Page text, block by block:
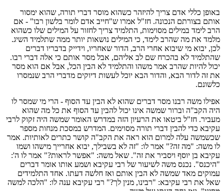
באופן כללי אדם צריך להיזהר כשהוא מוסר דברי תורה, שהוא ימסור
אותם בצורתם הנכונה. חז"ל אמרו ש"חייב אדם לומר בלשון רבו" - אם
הרב לימד במילים מסוימות, התלמיד צריך לחזור על המילים שלו כשהוא
מלמד את מה שהרב לימד, כי המילים נושאות יותר ממה שתלמיד השיג.
לכן, יבוא מי שיבוא אחרי הרב, הדור שאחריו, וידייק בדבריו דברים
שהתלמיד לא בהכרח שם לב אליהם, אבל מסר אותם כי אלה דברי רבו.
יכול להיות שהרב אמר משהו והתלמיד לא הבין הכל, אבל אם הוא מסר
את זה לדור הבא, והדור הבא יוכל לעשות דיוקים מדברי הרב שנמסרו
כלשונם.
אפילו משה רבנו מסר דברים שהוא לא הבין עד הסוף - הרי מי שמסר לו
היה הקב"ה וברור שמשה אינו יכול להבין עד הסוף את כל מה שהוא
מעביר. חז"ל ביטאו את הרעיון הזה במדרש האומר שמשה היה זקוק לרבי
עקיבא כדי להבין דברי תורה מסוימים. המדרש במסכת מנחות מספר
שכשמשה עלה למרום הוא ראה את הקב"ה קושר כתרים לאותיות. אמר
לו משה: "מה זה?" אמר לו: "זה לא בשבילך, יבוא אחרייך מישהו ושמו
עקיבא בן יוסף ויסביר את זה". שאל משה: "אפשר לראות?" אמר לו ה':
"היכנס". נכנס משה לשיעור של רבי עקיבא ושמע אותו אומר דברים
עמוקים מאד שמשה לא הבין אותם ואז חלשה דעתו. אחד התלמידים
שאל את רבי עקיבא: "רבינו, מנין לך?" רבי עקיבא ענה לו: "הלכה למשה